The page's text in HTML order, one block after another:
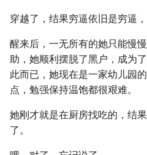
穿越了，结果穷逼依旧是穷逼
醒来后，一无所有的她只能慢
助，她顺利摆脱了黑户，成为
此而已，她现在是一家幼儿园
点，勉强保持温饱都很艰难。
她刚才就是在厨房找吃的，结
了。